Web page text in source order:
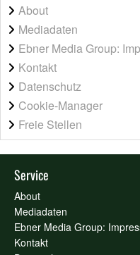
About
Mediadaten
Ebner Media Group:
Kontakt
Datenschutz
Cookie-Manager
Freie Stellen
Service
About
Mediadaten
Ebner Media Group:
Kontakt